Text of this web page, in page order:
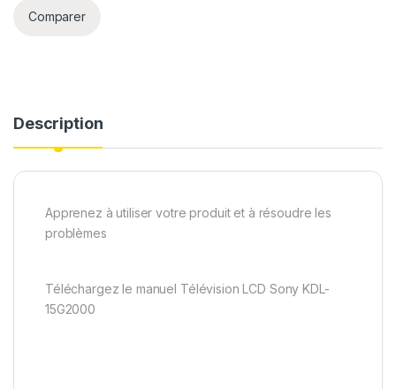
Comparer
Description
Apprenez à utiliser votre produit et à résoudre les
problèmes
Téléchargez le manuel Télévision LCD Sony KDL-
15G2000